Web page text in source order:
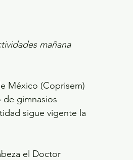
mañana
México (Coprisem)
de gimnasios
sigue vigente la
el Doctor